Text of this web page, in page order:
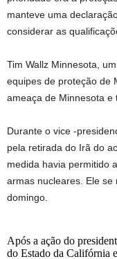
manteve uma
considerar as
Tim Wallz Minnesota,
equipes de proteção de
ameaça de Minnesota e
Durante o vice -
pela retirada do Irã do
medida havia permitido
armas nucleares. Ele
domingo.
Após a ação do
do Estado da Califórnia